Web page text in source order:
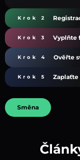
Krok 2
Krok 3 Vyplňte
Krok 4 Ověřte
Krok 5
Směna